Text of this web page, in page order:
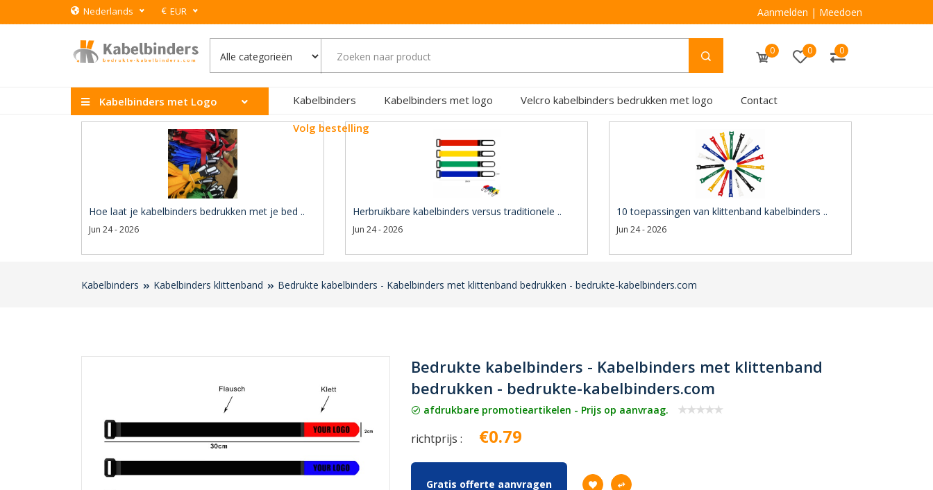
Nederlands € EUR Aanmelden | Meedoen
0 0 0
Kabelbinders met Logo Kabelbinders Kabelbinders met logo Velcro kabelbinders bedrukken met logo
Contact
Volg bestelling
Hoe laat je kabelbinders bedrukken met je bed ..
Jun 24 - 2026
Herbruikbare kabelbinders versus traditionele ..
Jun 24 - 2026
10 toepassingen van klittenband kabelbinders ..
Jun 24 - 2026
Kabelbinders Kabelbinders klittenband Bedrukte kabelbinders - Kabelbinders met klittenband bedrukken - bedrukte-kabelbinders.com
Bedrukte kabelbinders - Kabelbinders met klittenband
bedrukken - bedrukte-kabelbinders.com
afdrukbare promotieartikelen - Prijs op aanvraag.
richtprijs : €0.79
Gratis offerte aanvragen